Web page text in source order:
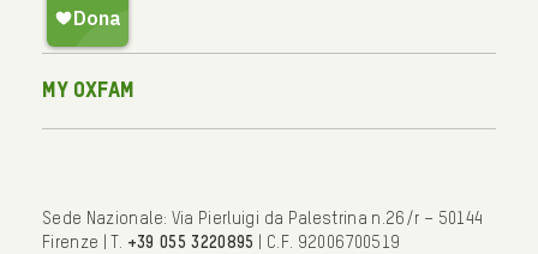
My Oxfam
Sede Nazionale: Via Pierluigi da Palestrina n.26/r – 50144
Firenze | T. +39 055 3220895
| C.F. 92006700519